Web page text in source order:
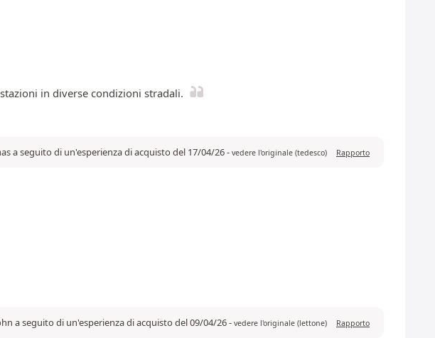
in diverse condizioni stradali.
a seguito di un'esperienza di acquisto del 17/04/26- vedere l'originale (tedesco) Rapporto
a seguito di un'esperienza di acquisto del 09/04/26- vedere l'originale (lettone) Rapporto